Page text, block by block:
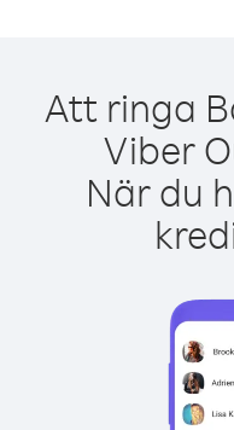
Att ringa
Viber
När du